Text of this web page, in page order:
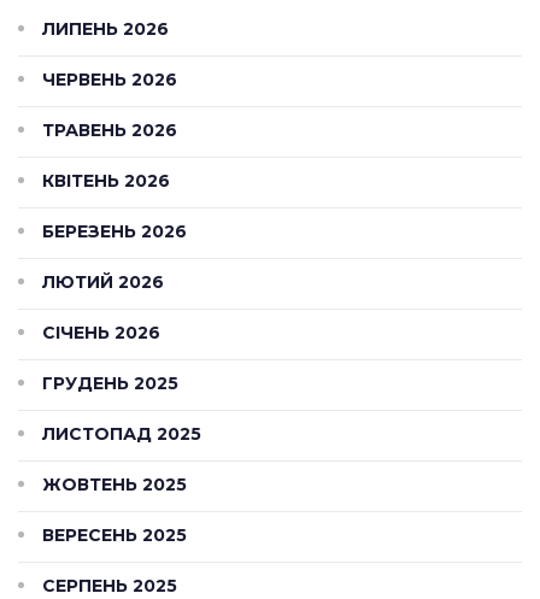
ЛИПЕНЬ 2026
ЧЕРВЕНЬ 2026
ТРАВЕНЬ 2026
КВІТЕНЬ 2026
БЕРЕЗЕНЬ 2026
ЛЮТИЙ 2026
СІЧЕНЬ 2026
ГРУДЕНЬ 2025
ЛИСТОПАД 2025
ЖОВТЕНЬ 2025
ВЕРЕСЕНЬ 2025
СЕРПЕНЬ 2025